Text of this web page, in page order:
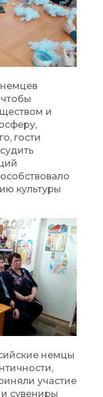
и
гости
культуры
немцы
участие
сувениры